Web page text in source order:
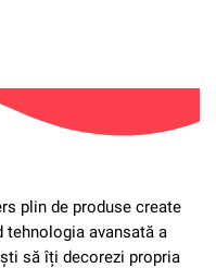
plin de produse create
avansată a
să îți decorezi propria